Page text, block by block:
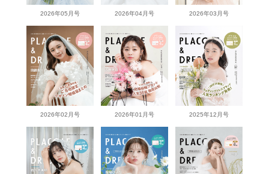
2026年05月号 2026年04月号 2026年03月号
2026年02月号 2026年01月号 2025年12月号